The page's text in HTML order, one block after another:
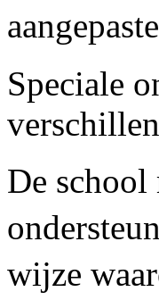
Speciale
verschillen
De school
wijze